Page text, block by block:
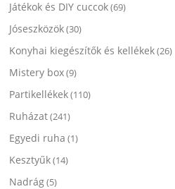
Játékok és DIY cuccok(69)
Jóseszközök(30)
Konyhai kiegészítők és kellékek(26)
Mistery box(9)
Partikellékek(110)
Ruházat(241)
Egyedi ruha (1)
Kesztyűk(14)
Nadrág(5)